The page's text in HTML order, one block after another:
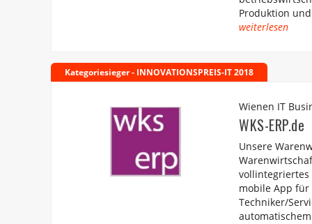
Produktion
weiterlesen
Kategoriesieger - INNOVATIONSPREIS-IT 2018
Wienen IT
WKS-ERP.de
Unsere
vollintegriertes
mobile App
Techniker/